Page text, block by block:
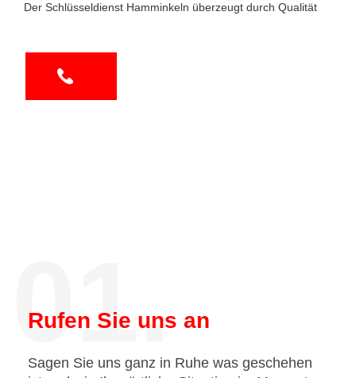
Der Schlüsseldienst Hamminkeln überzeugt durch Qualität
01.
Rufen Sie uns an
Sagen Sie uns ganz in Ruhe was geschehen